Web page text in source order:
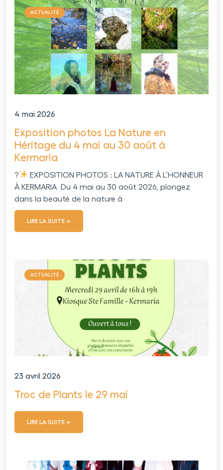
ACTUALITÉ
Exposition photos La Nature en
Héritage du 4 mai au 30 août à
Kermaria
?
EXPOSITION PHOTOS : LA NATURE À L’HONNEUR
À KERMARIA Du 4 mai au 30 août 2026, plongez
dans la beauté de la nature à
LIRE LA SUITE »
4 mai 2026
ACTUALITÉ
Troc de Plants le 29 mai
LIRE LA SUITE »
23 avril 2026